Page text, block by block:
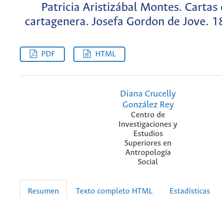
Patricia Aristizábal Montes. Cartas
cartagenera. Josefa Gordon de Jove.
PDF HTML
Diana Crucelly
González Rey
Centro de
Investigaciones y
Estudios
Superiores en
Antropología
Social
Resumen Texto completo HTML Estadísticas